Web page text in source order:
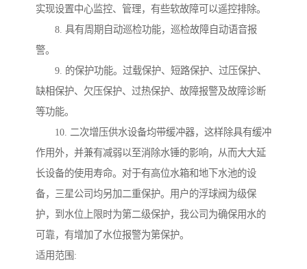
实现设置中心监控、管理，有些软故障可以遥控排除。
8. 具有周期自动巡检功能，巡检故障自动语音报
警。
9. 的保护功能。过载保护、短路保护、过压保护、
缺相保护、欠压保护、过热保护、故障报警及故障诊断
等功能。
10. 二次增压供水设备均带缓冲器，这样除具有缓冲
作用外，并兼有减弱以至消除水锤的影响，从而大大延
长设备的使用寿命。对于有高位水箱和地下水池的设
备，三星公司均另加二重保护。用户的浮球阀为级保
护，到水位上限时为第二级保护，我公司为确保用水的
可靠，有增加了水位报警为第保护。
适用范围: